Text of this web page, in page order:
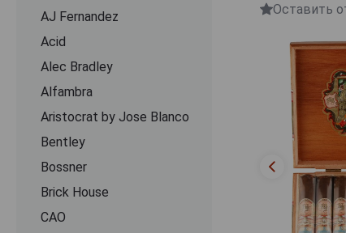
AJ Fernandez
Acid
Alec Bradley
Alfambra
Aristocrat by Jose Blanco
Bentley
Bossner
Brick House
CAO
Оставить